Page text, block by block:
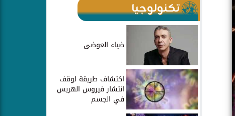
تكنولوجيا
ضياء العوضى
اكتشاف طريقة لوقف
انتشار فيروس الهربس
في الجسم